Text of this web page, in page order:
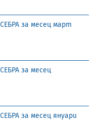
за месец март
за месец
за месец януари